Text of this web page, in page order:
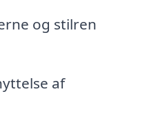
og stilren
af